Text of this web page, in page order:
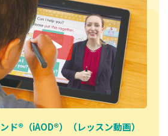
ド®（iAOD®）（レッスン動画）